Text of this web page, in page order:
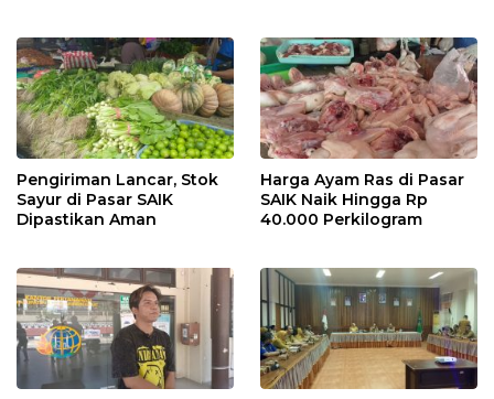
Pengiriman Lancar, Stok
Sayur di Pasar SAIK
Dipastikan Aman
Harga Ayam Ras di Pasar
SAIK Naik Hingga Rp
40.000 Perkilogram